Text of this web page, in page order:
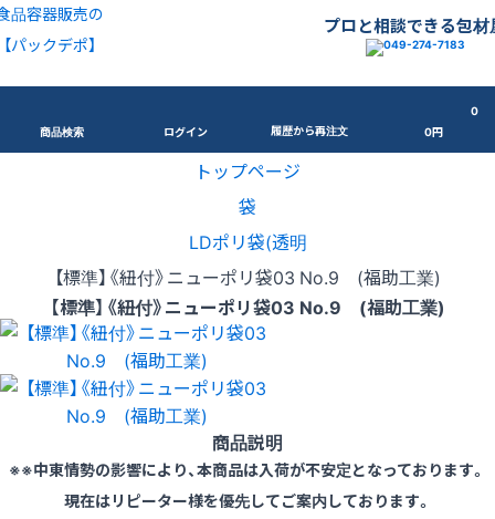
品容器販売の
【パックデポ】
プロと相談できる包材
商品検索 ログイン 履歴から再注文
0
0円
トップページ
袋
LDポリ袋(透明
【標準】《紐付》ニューポリ袋03 No.9 (福助工業)
【標準】《紐付》ニューポリ袋03 No.9 (福助工業)
商品説明
※※中東情勢の影響により、本商品は入荷が不安定となっております。
現在はリピーター様を優先してご案内しております。